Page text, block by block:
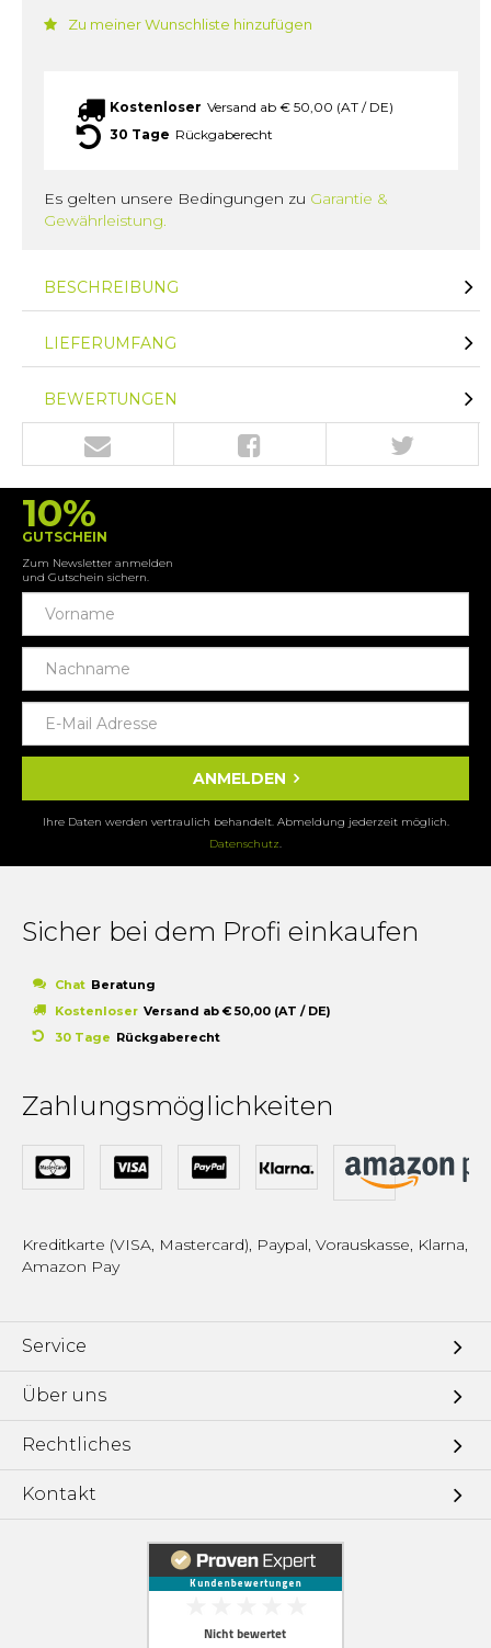
Zu meiner Wunschliste hinzufügen
Kostenloser Versand ab € 50,00 (AT / DE)
30 Tage Rückgaberecht
Es gelten unsere Bedingungen zu Garantie &
Gewährleistung.
BESCHREIBUNG
LIEFERUMFANG
BEWERTUNGEN
10%
GUTSCHEIN
Zum Newsletter anmelden
und Gutschein sichern.
ANMELDEN
Ihre Daten werden vertraulich behandelt. Abmeldung jederzeit möglich.
Datenschutz
Sicher bei dem Profi einkaufen
Chat Beratung
Kostenloser Versand ab € 50,00 (AT / DE)
30 Tage Rückgaberecht
Zahlungsmöglichkeiten
Kreditkarte (VISA, Mastercard), Paypal, Vorauskasse, Klarna,
Amazon Pay
Service
Über uns
Rechtliches
Kontakt